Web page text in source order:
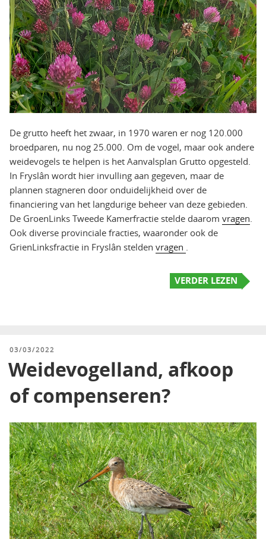
De grutto heeft het zwaar, in 1970 waren er nog 120.000
broedparen, nu nog 25.000. Om de vogel, maar ook andere
weidevogels te helpen is het Aanvalsplan Grutto opgesteld.
In Fryslân wordt hier invulling aan gegeven, maar de
plannen stagneren door onduidelijkheid over de
financiering van het langdurige beheer van deze gebieden.
De GroenLinks Tweede Kamerfractie stelde daarom vragen
Ook diverse provinciale fracties, waaronder ook de
GrienLinksfractie in Fryslân stelden vragen
VERDER LEZEN
GEPLAATST
03/03/2022
Weidevogelland, afkoop
of compenseren?